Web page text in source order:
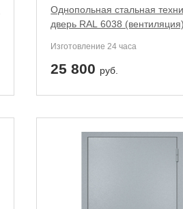
Однопольная стальная
дверь RAL 6038 (вентиляция)
Изготовление 24 часа
25 800 руб.